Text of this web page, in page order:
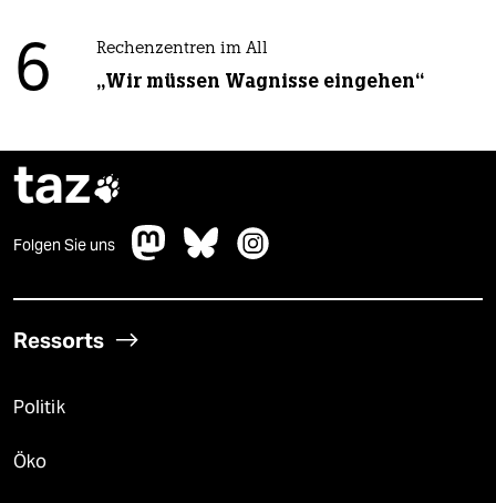
6 Rechenzentren im All
„Wir müssen Wagnisse eingehen“
taz
Folgen Sie uns
Ressorts
Politik
Öko